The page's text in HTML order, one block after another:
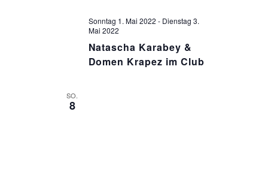
Sonntag 1. Mai 2022 - Dienstag 3.
Mai 2022
Natascha Karabey &
Domen Krapez im Club
SO.
8